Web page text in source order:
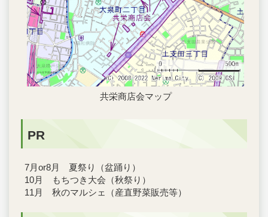
共栄商店会マップ
PR
7月or8月 夏祭り（盆踊り）
10月 もちつき大会（秋祭り）
11月 秋のマルシェ（産直野菜販売等）